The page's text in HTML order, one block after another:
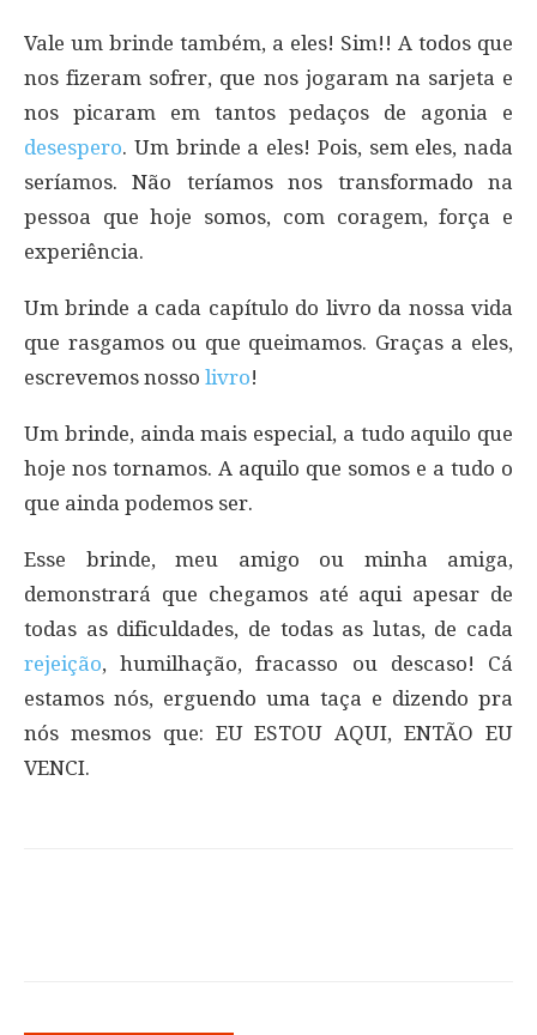
Vale um brinde também, a eles! Sim!! A todos que
nos fizeram sofrer, que nos jogaram na sarjeta e
nos picaram em tantos pedaços de agonia e
desespero. Um brinde a eles! Pois, sem eles, nada
seríamos. Não teríamos nos transformado na
pessoa que hoje somos, com coragem, força e
experiência.
Um brinde a cada capítulo do livro da nossa vida
que rasgamos ou que queimamos. Graças a eles,
escrevemos nosso livro!
Um brinde, ainda mais especial, a tudo aquilo que
hoje nos tornamos. A aquilo que somos e a tudo o
que ainda podemos ser.
Esse brinde, meu amigo ou minha amiga,
demonstrará que chegamos até aqui apesar de
todas as dificuldades, de todas as lutas, de cada
rejeição, humilhação, fracasso ou descaso! Cá
estamos nós, erguendo uma taça e dizendo pra
nós mesmos que: EU ESTOU AQUI, ENTÃO EU
VENCI.